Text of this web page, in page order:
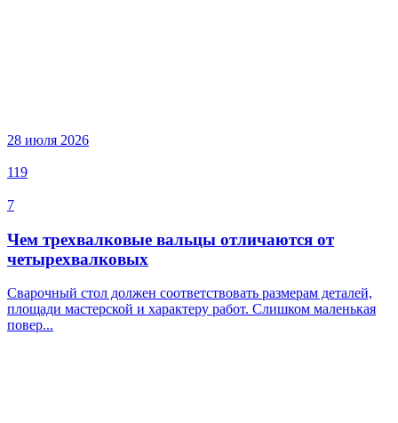
28 июля 2026
119
7
Чем трехвалковые вальцы отличаются от
четырехвалковых
Сварочный стол должен соответствовать размерам деталей,
площади мастерской и характеру работ. Слишком маленькая
повер...